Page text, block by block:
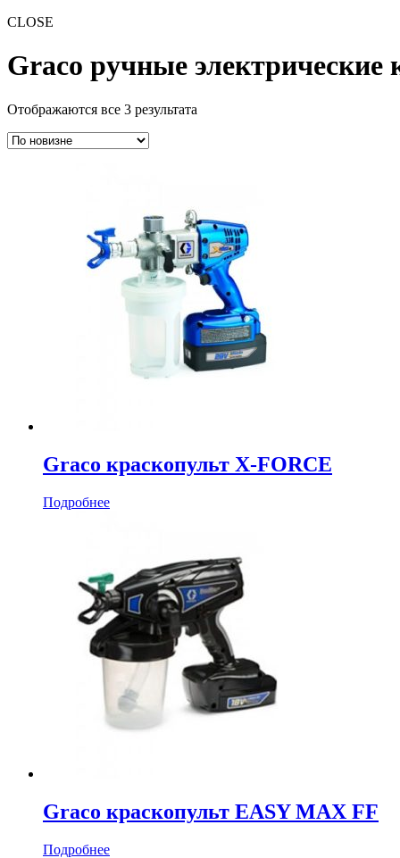
CLOSE
Graco ручные электрические
Отображаются все 3 результата
Graco краскопульт X-FORCE
Подробнее
Graco краскопульт EASY MAX FF
Подробнее